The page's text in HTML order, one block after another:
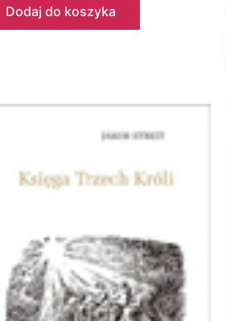
Dodaj do koszyka